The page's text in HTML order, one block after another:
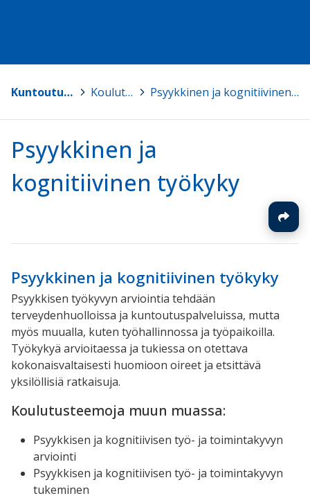
Kuntoutussäätiö > Koulutukset > Psyykkinen ja kognitiivinen työkyky
Psyykkinen ja
kognitiivinen työkyky
Psyykkinen ja kognitiivinen työkyky
Psyykkisen työkyvyn arviointia tehdään
terveydenhuolloissa ja kuntoutuspalveluissa, mutta
myös muualla, kuten työhallinnossa ja työpaikoilla.
Työkykyä arvioitaessa ja tukiessa on otettava
kokonaisvaltaisesti huomioon oireet ja etsittävä
yksilöllisiä ratkaisuja.
Koulutusteemoja muun muassa:
Psyykkisen ja kognitiivisen työ- ja toimintakyvyn
arviointi
Psyykkisen ja kognitiivisen työ- ja toimintakyvyn
tukeminen